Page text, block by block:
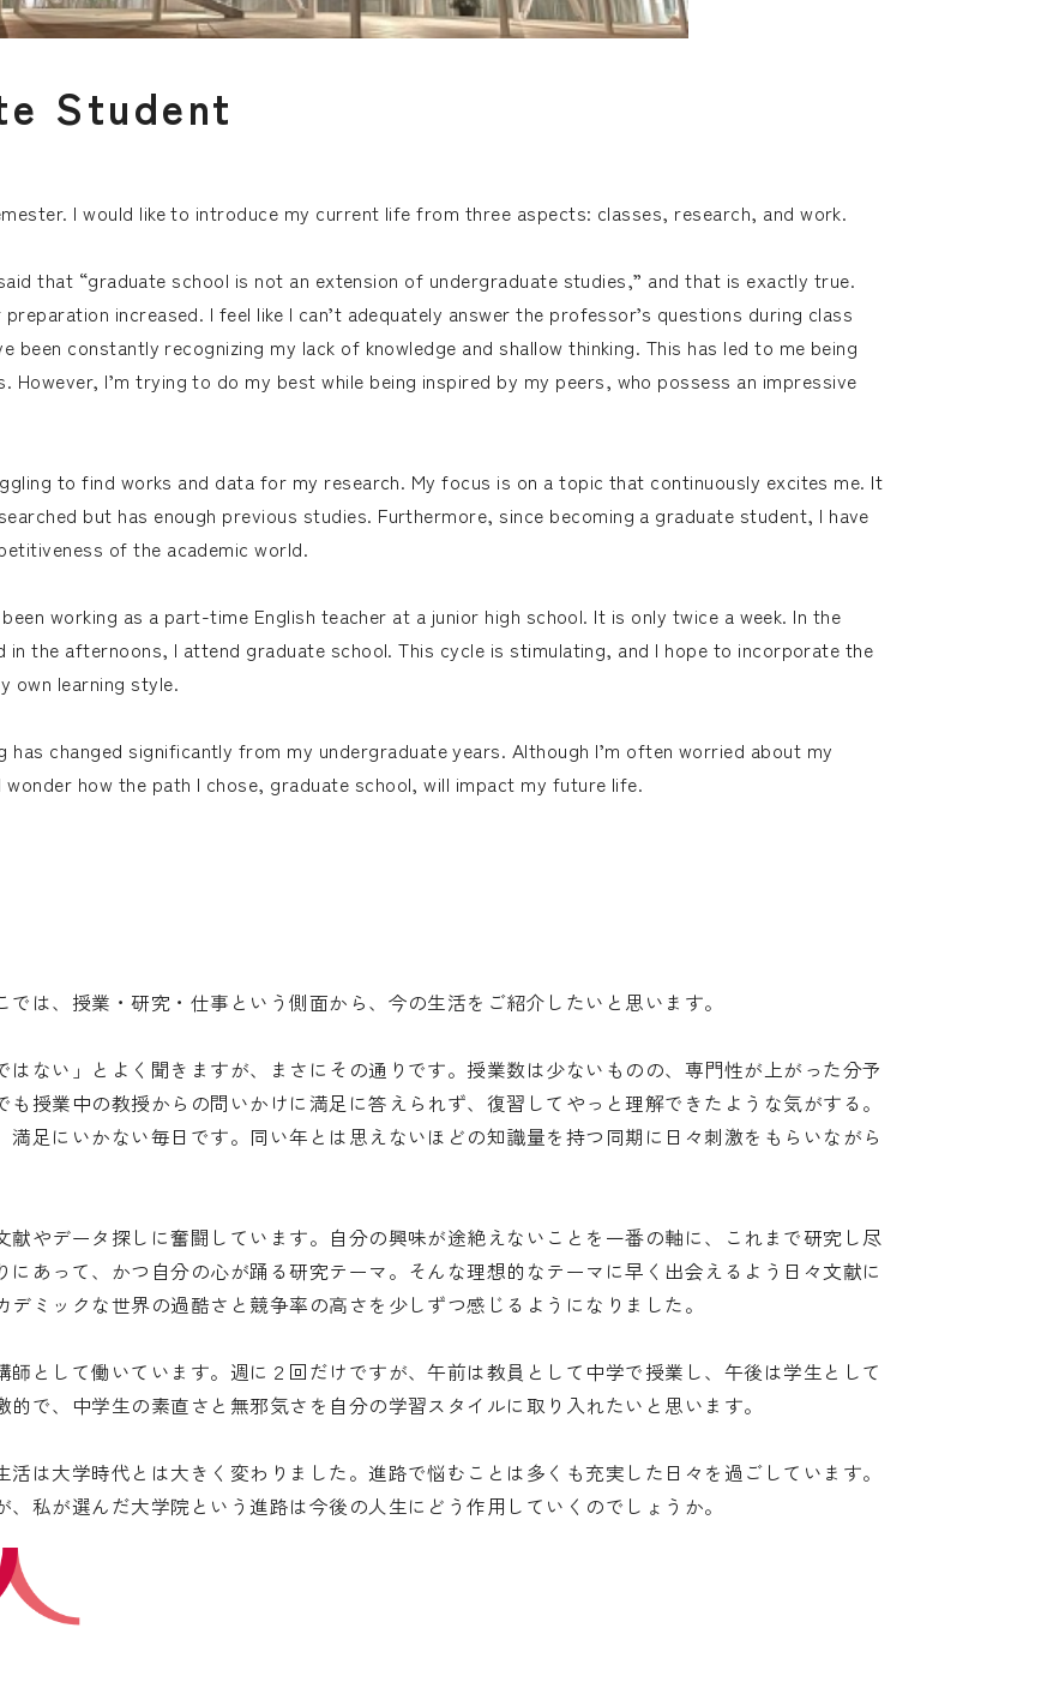
e Student
I would like to introduce my current life from three aspects: classes, research, and work.
that “graduate school is not an extension of undergraduate studies,” and that is exactly true.
increased. I feel like I can’t adequately answer the professor’s questions during class
been constantly recognizing my lack of knowledge and shallow thinking. This has led to me being
However, I’m trying to do my best while being inspired by my peers, who possess an impressive
to find works and data for my research. My focus is on a topic that continuously excites me. It
but has enough previous studies. Furthermore, since becoming a graduate student, I have
of the academic world.
working as a part-time English teacher at a junior high school. It is only twice a week. In the
in the afternoons, I attend graduate school. This cycle is stimulating, and I hope to incorporate the
own learning style.
changed significantly from my undergraduate years. Although I’m often worried about my
how the path I chose, graduate school, will impact my future life.
は、授業・研究・仕事という側面から、今の生活をご紹介したいと思います。
ない」とよく聞きますが、まさにその通りです。授業数は少ないものの、専門性が上がった分予
授業中の教授からの問いかけに満足に答えられず、復習してやっと理解できたような気がする。
足にいかない毎日です。同い年とは思えないほどの知識量を持つ同期に日々刺激をもらいながら
やデータ探しに奮闘しています。自分の興味が途絶えないことを一番の軸に、これまで研究し尽
あって、かつ自分の心が踊る研究テーマ。そんな理想的なテーマに早く出会えるよう日々文献に
ミックな世界の過酷さと競争率の高さを少しずつ感じるようになりました。
として働いています。週に２回だけですが、午前は教員として中学で授業し、午後は学生として
で、中学生の素直さと無邪気さを自分の学習スタイルに取り入れたいと思います。
は大学時代とは大きく変わりました。進路で悩むことは多くも充実した日々を過ごしています。
私が選んだ大学院という進路は今後の人生にどう作用していくのでしょうか。